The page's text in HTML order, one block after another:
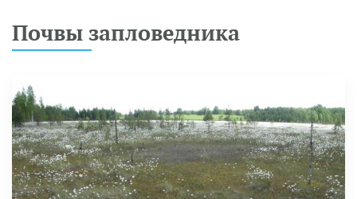
Почвы запловедника